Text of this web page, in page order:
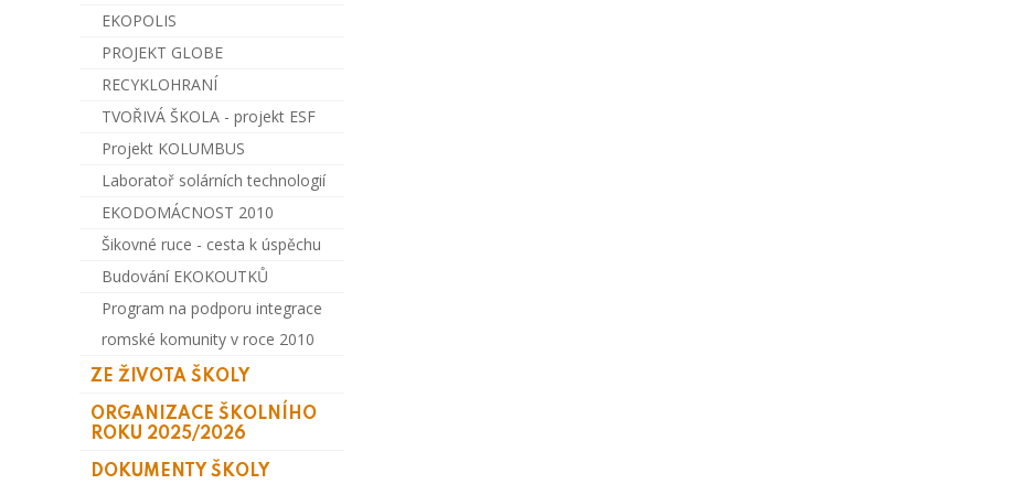
EKOPOLIS
PROJEKT GLOBE
RECYKLOHRANÍ
TVOŘIVÁ ŠKOLA - projekt ESF
Projekt KOLUMBUS
Laboratoř solárních technologií
EKODOMÁCNOST 2010
Šikovné ruce - cesta k úspěchu
Budování EKOKOUTKŮ
Program na podporu integrace
romské komunity v roce 2010
ZE ŽIVOTA ŠKOLY
ORGANIZACE ŠKOLNÍHO
ROKU 2025/2026
DOKUMENTY ŠKOLY